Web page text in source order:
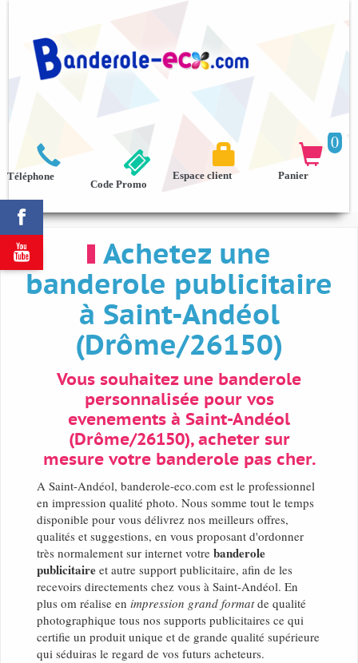



Téléphone
0

Panier

Espace client
Code Promo
Achetez une
banderole publicitaire
à Saint-Andéol
(Drôme/26150)
Vous souhaitez une banderole
personnalisée pour vos
evenements à Saint-Andéol
(Drôme/26150), acheter sur
mesure votre banderole pas cher.
A Saint-Andéol, banderole-eco.com est le professionnel
en impression qualité photo. Nous somme tout le temps
disponible pour vous délivrez nos meilleurs offres,
qualités et suggestions, en vous proposant d'ordonner
très normalement sur internet votre banderole
publicitaire et autre support publicitaire, afin de les
recevoirs directements chez vous à Saint-Andéol. En
plus om réalise en impression grand formatde qualité
photographique tous nos supports publicitaires ce qui
certifie un produit unique et de grande qualité supérieure
qui séduiras le regard de vos futurs acheteurs.